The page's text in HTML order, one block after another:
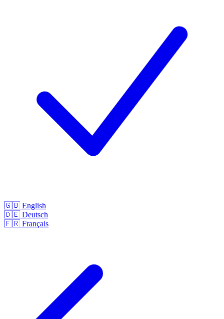
🇬🇧 English
🇩🇪 Deutsch
🇫🇷 Français